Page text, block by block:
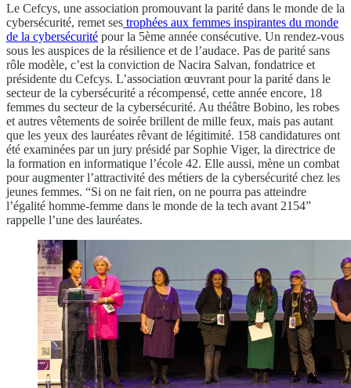
Le Cefcys, une association promouvant la parité dans le monde de la
cybersécurité, remet ses trophées aux femmes inspirantes du monde
de la cybersécurité pour la 5ème année consécutive. Un rendez-vous
sous les auspices de la résilience et de l’audace. Pas de parité sans
rôle modèle, c’est la conviction de Nacira Salvan, fondatrice et
présidente du Cefcys. L’association œuvrant pour la parité dans le
secteur de la cybersécurité a récompensé, cette année encore, 18
femmes du secteur de la cybersécurité. Au théâtre Bobino, les robes
et autres vêtements de soirée brillent de mille feux, mais pas autant
que les yeux des lauréates rêvant de légitimité. 158 candidatures ont
été examinées par un jury présidé par Sophie Viger, la directrice de
la formation en informatique l’école 42. Elle aussi, mène un combat
pour augmenter l’attractivité des métiers de la cybersécurité chez les
jeunes femmes. “Si on ne fait rien, on ne pourra pas atteindre
l’égalité homme-femme dans le monde de la tech avant 2154”
rappelle l’une des lauréates.